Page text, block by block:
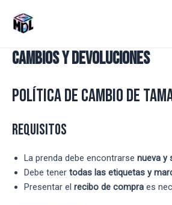
contenido
CAMBIOS Y DEVOLUCIONES
Política de Cambio de
Requisitos
La prenda debe encontrarse nueva y
Debe tener todas las etiquetas y
Presentar el recibo de compra es